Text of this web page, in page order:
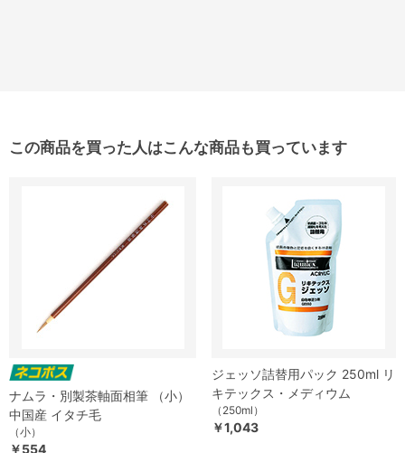
この商品を買った人はこんな商品も買っています
ナムラ・別製茶軸面相筆 （小）
中国産 イタチ毛
（小）
￥554
ジェッソ詰替用パック 250ml リ
キテックス・メディウム
（250ml）
￥1,043